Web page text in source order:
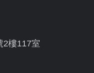
2樓117室